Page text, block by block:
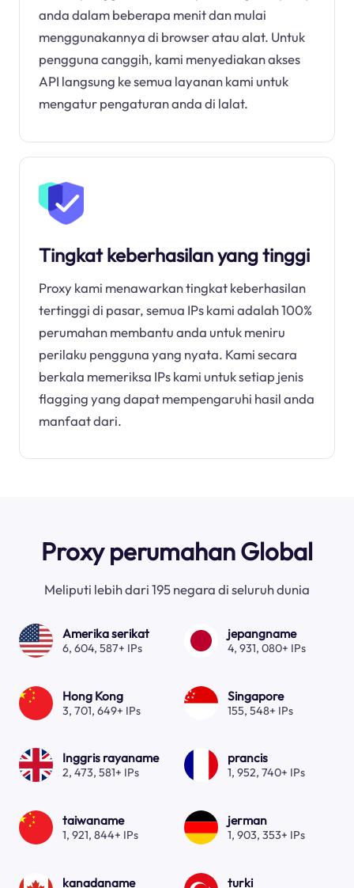
anda dalam beberapa menit dan mulai
menggunakannya di browser atau alat. Untuk
pengguna canggih, kami menyediakan akses
API langsung ke semua layanan kami untuk
mengatur pengaturan anda di lalat.
Tingkat keberhasilan yang tinggi
Proxy kami menawarkan tingkat keberhasilan
tertinggi di pasar, semua IPs kami adalah 100%
perumahan membantu anda untuk meniru
perilaku pengguna yang nyata. Kami secara
berkala memeriksa IPs kami untuk setiap jenis
flagging yang dapat mempengaruhi hasil anda
manfaat dari.
Proxy perumahan Global
Meliputi lebih dari 195 negara di seluruh dunia
Amerika serikat
6, 604, 587+ IPs
jepangname
4, 931, 080+ IPs
Hong Kong
3, 701, 649+ IPs
Singapore
155, 548+ IPs
Inggris rayaname
2, 473, 581+ IPs
prancis
1, 952, 740+ IPs
taiwaname
1, 921, 844+ IPs
jerman
1, 903, 353+ IPs
kanadaname turki